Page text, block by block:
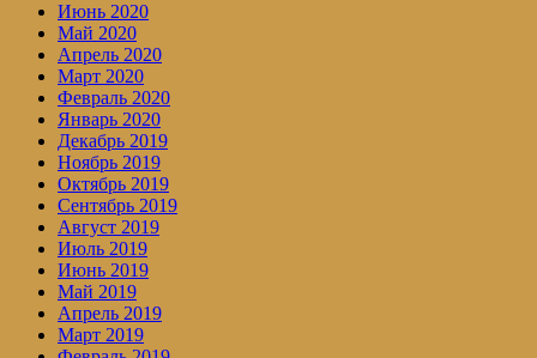
Июнь 2020
Май 2020
Апрель 2020
Март 2020
Февраль 2020
Январь 2020
Декабрь 2019
Ноябрь 2019
Октябрь 2019
Сентябрь 2019
Август 2019
Июль 2019
Июнь 2019
Май 2019
Апрель 2019
Март 2019